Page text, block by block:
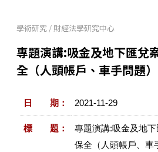
學術研究 / 財經法學研究中心
專題演講:吸金及地下匯兌
全（人頭帳戶、車手問題）
日 期： 2021-11-29
標 題：
專題演講:吸金及地
保全（人頭帳戶、車